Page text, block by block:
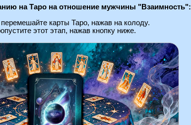
на Таро на отношение мужчины "Взаимность":
карты Таро, нажав на колоду.
этот этап, нажав кнопку ниже.